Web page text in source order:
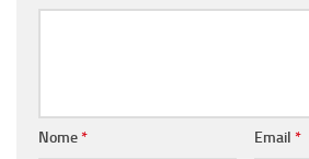
Nome* Email *